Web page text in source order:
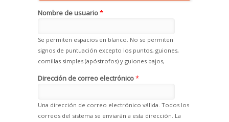
Nombre de usuario*
Se permiten espacios en blanco. No se permiten
signos de puntuación excepto los puntos, guiones,
comillas simples (apóstrofos) y guiones bajos,
Dirección de correo electrónico*
Una dirección de correo electrónico válida. Todos los
correos del sistema se enviarán a esta dirección. La